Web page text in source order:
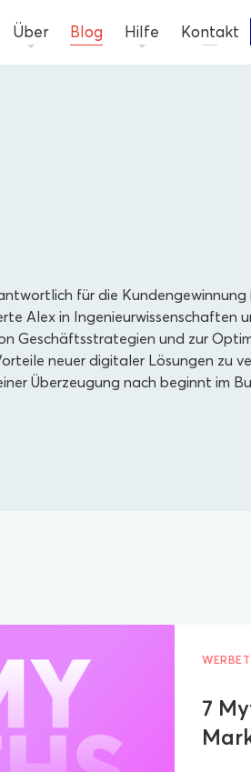
Über Blog Hilfe Kontakt
für die Kundengewinnung
Alex in Ingenieurwissenschaften
Geschäftsstrategien und zur
neuer digitaler Lösungen zu
Überzeugung nach beginnt im
7